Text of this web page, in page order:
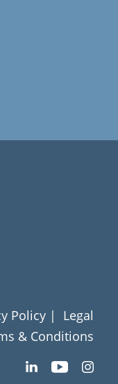
Policy | Legal
& Conditions